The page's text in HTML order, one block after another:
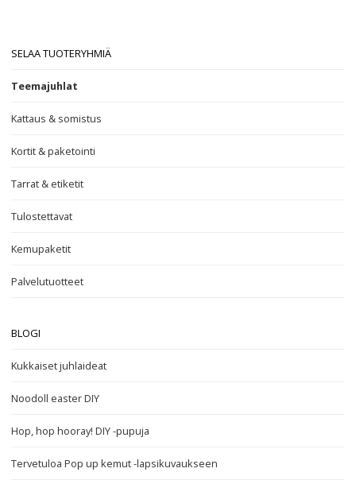
SELAA TUOTERYHMIÄ
Teemajuhlat
Kattaus & somistus
Kortit & paketointi
Tarrat & etiketit
Tulostettavat
Kemupaketit
Palvelutuotteet
BLOGI
Kukkaiset juhlaideat
Noodoll easter DIY
Hop, hop hooray! DIY -pupuja
Tervetuloa Pop up kemut -lapsikuvaukseen